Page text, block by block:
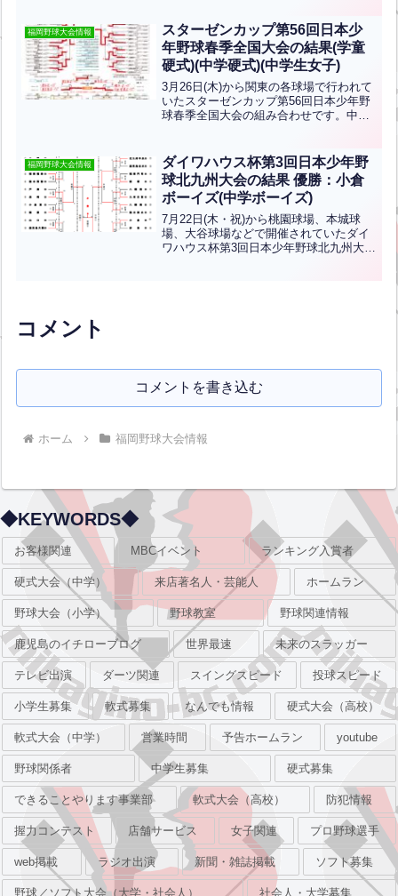
す！三位決定戦は18日に行われます北九
州支部から八幡南...全文はクリック
福岡野球大会情報
スターゼンカップ第56回日本少
年野球春季全国大会の結果(学童
硬式)(中学硬式)(中学生女子)
3月26日(木)から関東の各球場で行われて
いたスターゼンカップ第56回日本少年野
球春季全国大会の組み合わせです。中学
島ボーイズ、準優勝は勝呂ボーイズ中学
生女子の部：優勝...全文はクリック
福岡野球大会情報
ダイワハウス杯第3回日本少年野
球北九州大会の結果 優勝：小倉
ボーイズ(中学ボーイズ)
7月22日(木・祝)から桃園球場、本城球
場、大谷球場などで開催されていたダイ
ワハウス杯第3回日本少年野球北九州大会
コメント
コメントを書き込む
ホーム 福岡野球大会情報
◆KEYWORDS◆
お客様関連 MBCイベント ランキング入賞者
硬式大会（中学） 来店著名人・芸能人 ホームラン
野球大会（小学） 野球教室 野球関連情報
鹿児島のイチローブログ 世界最速 未来のスラッガー
テレビ出演 ダーツ関連 スイングスピード 投球スピード
小学生募集 軟式募集 なんでも情報 硬式大会（高校）
軟式大会（中学） 営業時間 予告ホームラン youtube
野球関係者 中学生募集 硬式募集
できることやります事業部 軟式大会（高校） 防犯情報
握力コンテスト 店舗サービス 女子関連 プロ野球選手
web掲載 ラジオ出演 新聞・雑誌掲載 ソフト募集
野球／ソフト大会（大学・社会人） 社会人・大学募集